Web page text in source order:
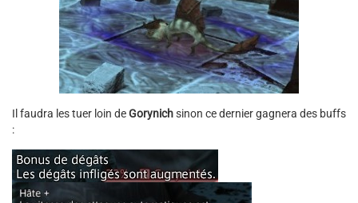
Il faudra les tuer loin deGorynichsinon ce dernier gagnera des buffs
: